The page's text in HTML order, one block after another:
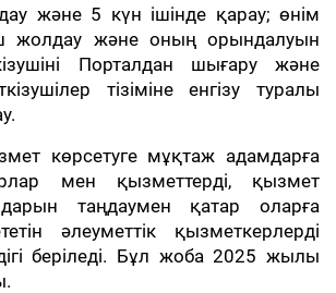
және 5 күн ішінде қарау; өнім
жолдау және оның орындалуын
Порталдан шығару және
тізіміне енгізу туралы
көрсетуге мұқтаж адамдарға
мен қызметтерді, қызмет
таңдаумен қатар оларға
әлеуметтік қызметкерлерді
беріледі. Бұл жоба 2025 жылы